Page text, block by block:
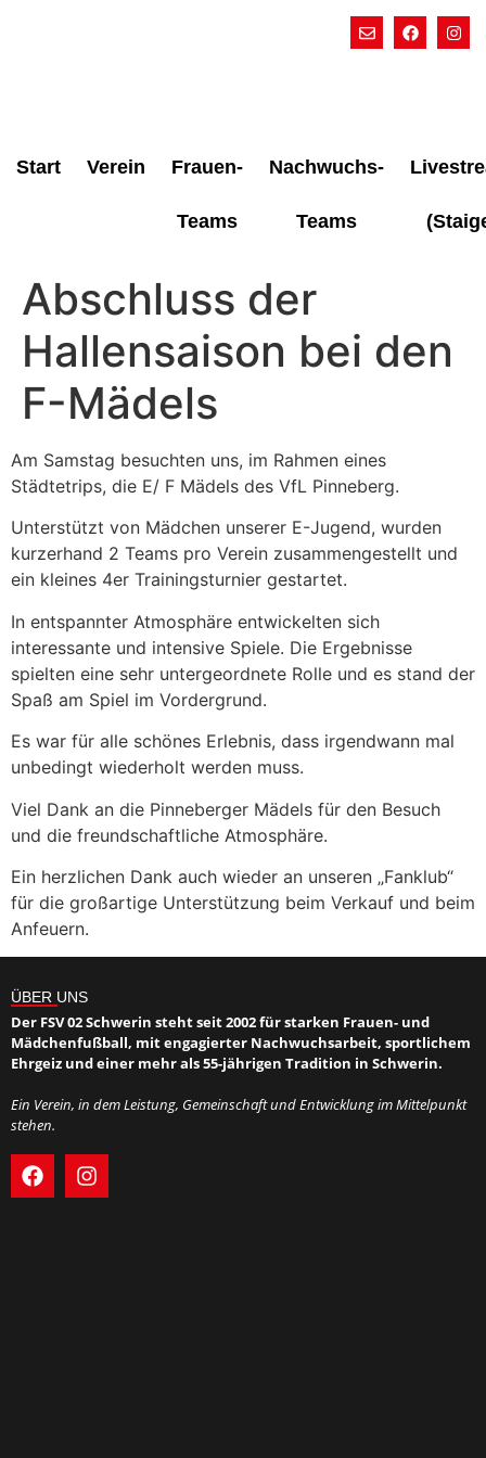
Start Verein Frauen-
Teams
Nachwuchs-
Teams
Abschluss der
Hallensaison bei den
F-Mädels
Am Samstag besuchten uns, im Rahmen eines
Städtetrips, die E/ F Mädels des VfL Pinneberg.
Unterstützt von Mädchen unserer E-Jugend, wurden
kurzerhand 2 Teams pro Verein zusammengestellt und
ein kleines 4er Trainingsturnier gestartet.
In entspannter Atmosphäre entwickelten sich
interessante und intensive Spiele. Die Ergebnisse
spielten eine sehr untergeordnete Rolle und es stand der
Spaß am Spiel im Vordergrund.
Es war für alle schönes Erlebnis, dass irgendwann mal
unbedingt wiederholt werden muss.
Viel Dank an die Pinneberger Mädels für den Besuch
und die freundschaftliche Atmosphäre.
Ein herzlichen Dank auch wieder an unseren „Fanklub“
für die großartige Unterstützung beim Verkauf und beim
Anfeuern.
ÜBER UNS
Der FSV 02 Schwerin steht seit 2002 für starken Frauen- und
Mädchenfußball, mit engagierter Nachwuchsarbeit, sportlichem
Ehrgeiz und einer mehr als 55-jährigen Tradition in Schwerin.
Ein Verein, in dem Leistung, Gemeinschaft und Entwicklung im Mittelpunkt
stehen.